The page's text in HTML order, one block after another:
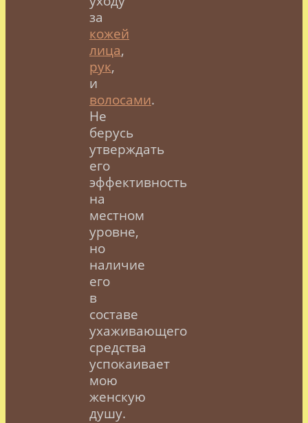
за
кожей
лица,
рук,
и
волосами.
Не
берусь
утверждать
его
эффективность
на
местном
уровне,
но
наличие
его
в
составе
ухаживающего
средства
успокаивает
мою
женскую
душу.